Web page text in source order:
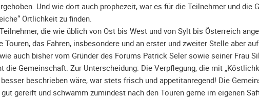
Und wie dort auch prophezeit, war es für die Teilnehmer und die
Örtlichkeit zu finden.
die wie üblich von Ost bis West und von Sylt bis Österreich
Touren, das Fahren, insbesondere und an erster und zweiter Stelle aber
auch bisher vom Gründer des Forums Patrick Seler sowie seiner Frau
die Gemeinschaft. Zur Unterscheidung: Die Verpflegung, die mit
besser beschrieben wäre, war stets frisch und appetitanregend! Die
gereift und schwamm zumindest nach den Touren gerne im eigenen